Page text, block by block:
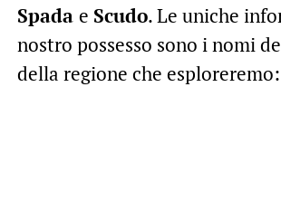
Spada e Scudo. Le uniche
nostro possesso sono i nomi
della regione che esploreremo: